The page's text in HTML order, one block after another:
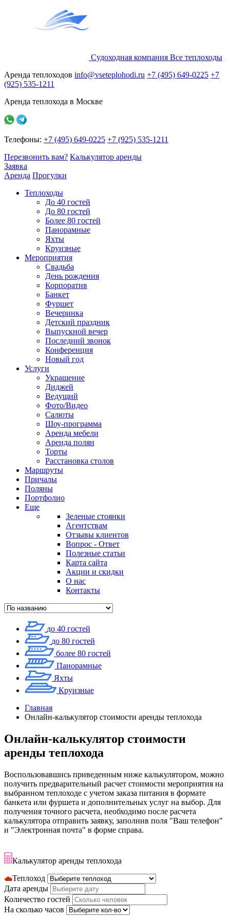
Судоходная компания Все теплоходы
Аренда теплоходов info@vseteplohodi.ru +7 (495) 649-0225 +7
(925) 535-1211
Аренда теплохода в Москве
Телефоны: +7 (495) 649-0225 +7 (925) 535-1211
Перезвонить вам? Калькулятор аренды
Заявка
Аренда Прогулки
Теплоходы
До 40 гостей
До 80 гостей
Более 80 гостей
Панорамные
Яхты
Круизные
Мероприятия
Свадьба
День рождения
Корпоратив
Банкет
Фуршет
Вечеринка
Детский праздник
Выпускной вечер
Последний звонок
Конференция
Новый год
Услуги
Украшение
Диджей
Ведущий
Фото/Видео
Салюты
Шоу-программа
Аренда мебели
Аренда полян
Торты
Расстановка столов
Маршруты
Причалы
Поляны
Портфолио
Еще
Зеленые стоянки
Агентствам
Отзывы клиентов
Вопрос - Ответ
Полезные статьи
Карта сайта
Акции и скидки
О нас
Контакты
до 40 гостей
до 80 гостей
более 80 гостей
Панорамные
Яхты
Круизные
Главная
Онлайн-калькулятор стоимости аренды теплохода
Онлайн-калькулятор стоимости
аренды теплохода
Воспользовавшись приведенным ниже калькулятором, можно
получить предварительный расчет стоимости мероприятия на
выбранном теплоходе с учетом заказа питания в формате
банкета или фуршета и дополнительных услуг на выбор. Для
получения точного расчета, необходимо после расчета
калькулятора отправить заявку, заполнив поля "Ваш телефон"
и "Электронная почта" в форме справа.
Калькулятор аренды теплохода
Теплоход
Дата аренды
Количество гостей
На сколько часов